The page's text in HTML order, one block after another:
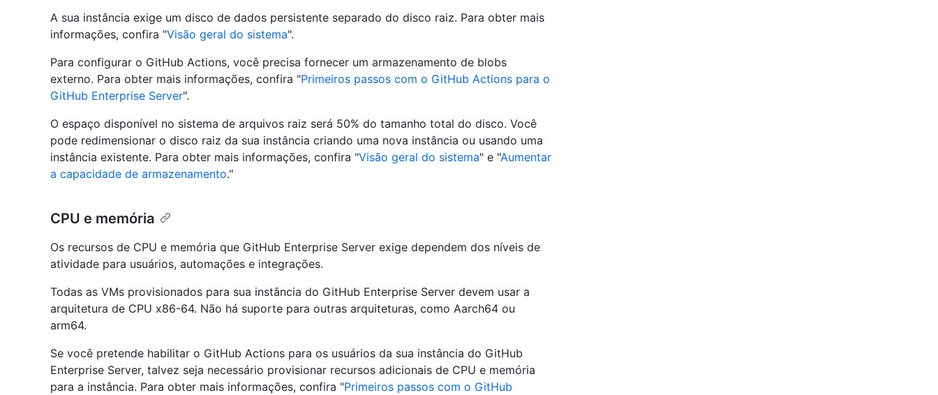
A sua instância exige um disco de dados persistente separado do disco raiz. Para obter mais
informações, confira "Visão geral do sistema".
Para configurar o GitHub Actions, você precisa fornecer um armazenamento de blobs
externo. Para obter mais informações, confira "Primeiros passos com o GitHub Actions para o
GitHub Enterprise Server".
O espaço disponível no sistema de arquivos raiz será 50% do tamanho total do disco. Você
pode redimensionar o disco raiz da sua instância criando uma nova instância ou usando uma
instância existente. Para obter mais informações, confira "Visão geral do sistema" e "Aumentar
a capacidade de armazenamento."
CPU e memória
Os recursos de CPU e memória que GitHub Enterprise Server exige dependem dos níveis de
atividade para usuários, automações e integrações.
Todas as VMs provisionados para sua instância do GitHub Enterprise Server devem usar a
arquitetura de CPU x86-64. Não há suporte para outras arquiteturas, como Aarch64 ou
arm64.
Se você pretende habilitar o GitHub Actions para os usuários da sua instância do GitHub
Enterprise Server, talvez seja necessário provisionar recursos adicionais de CPU e memória
para a instância. Para obter mais informações, confira "Primeiros passos com o GitHub